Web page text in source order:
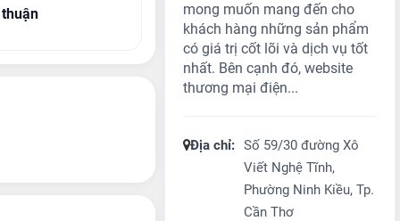
mong muốn mang đến cho
khách hàng những sản phẩm
có giá trị cốt lõi và dịch vụ tốt
nhất. Bên cạnh đó, website
thương mại điện...
Địa chỉ: Số 59/30 đường Xô
Viết Nghệ Tĩnh,
Phường Ninh Kiều, Tp.
Cần Thơ